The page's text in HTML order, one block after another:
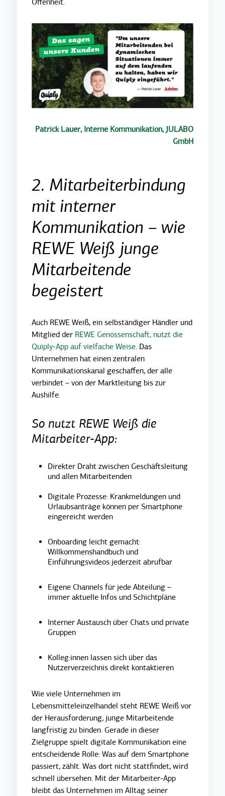
Offenheit.
Patrick Lauer, Interne Kommunikation, JULABO
GmbH
2. Mitarbeiterbindung
mit interner
Kommunikation – wie
REWE Weiß junge
Mitarbeitende
begeistert
Auch REWE Weiß, ein selbständiger Händler und
Mitglied der REWE Genossenschaft, nutzt die
Quiply-App auf vielfache Weise. Das
Unternehmen hat einen zentralen
Kommunikationskanal geschaffen, der alle
verbindet – von der Marktleitung bis zur
Aushilfe.
So nutzt REWE Weiß die
Mitarbeiter-App:
Direkter Draht zwischen Geschäftsleitung
und allen Mitarbeitenden
Digitale Prozesse: Krankmeldungen und
Urlaubsanträge können per Smartphone
eingereicht werden
Onboarding leicht gemacht:
Willkommenshandbuch und
Einführungsvideos jederzeit abrufbar
Eigene Channels für jede Abteilung –
immer aktuelle Infos und Schichtpläne
Interner Austausch über Chats und private
Gruppen
Kolleg:innen lassen sich über das
Nutzerverzeichnis direkt kontaktieren
Wie viele Unternehmen im
Lebensmitteleinzelhandel steht REWE Weiß vor
der Herausforderung, junge Mitarbeitende
langfristig zu binden. Gerade in dieser
Zielgruppe spielt digitale Kommunikation eine
entscheidende Rolle: Was auf dem Smartphone
passiert, zählt. Was dort nicht stattfindet, wird
schnell übersehen. Mit der Mitarbeiter-App
bleibt das Unternehmen im Alltag seiner